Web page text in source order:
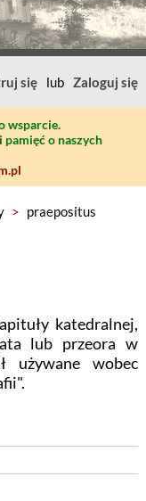
się lub Zaloguj się
wsparcie.
o naszych
> praepositus
katedralnej,
lub przeora w
używane wobec